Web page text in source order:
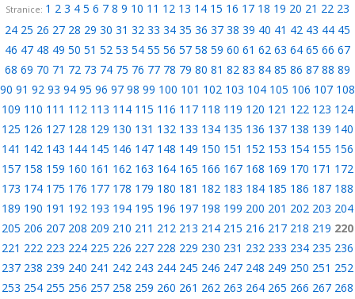
Stranice: 1 2 3 4 5 6 7 8 9 10 11 12 13 14 15 16 17 18 19 20 21 22 23
24 25 26 27 28 29 30 31 32 33 34 35 36 37 38 39 40 41 42 43 44 45
46 47 48 49 50 51 52 53 54 55 56 57 58 59 60 61 62 63 64 65 66 67
68 69 70 71 72 73 74 75 76 77 78 79 80 81 82 83 84 85 86 87 88 89
90 91 92 93 94 95 96 97 98 99 100 101 102 103 104 105 106 107 108
109 110 111 112 113 114 115 116 117 118 119 120 121 122 123 124
125 126 127 128 129 130 131 132 133 134 135 136 137 138 139 140
141 142 143 144 145 146 147 148 149 150 151 152 153 154 155 156
157 158 159 160 161 162 163 164 165 166 167 168 169 170 171 172
173 174 175 176 177 178 179 180 181 182 183 184 185 186 187 188
189 190 191 192 193 194 195 196 197 198 199 200 201 202 203 204
205 206 207 208 209 210 211 212 213 214 215 216 217 218 219 220
221 222 223 224 225 226 227 228 229 230 231 232 233 234 235 236
237 238 239 240 241 242 243 244 245 246 247 248 249 250 251 252
253 254 255 256 257 258 259 260 261 262 263 264 265 266 267 268